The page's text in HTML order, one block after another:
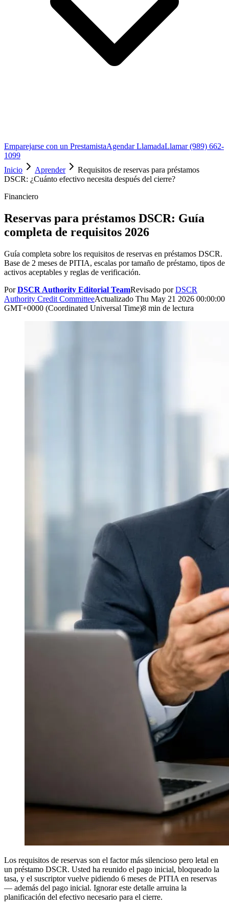
Emparejarse con un PrestamistaAgendar LlamadaLlamar (989) 662-
1099
Inicio
Aprender
Requisitos de reservas para préstamos
DSCR: ¿Cuánto efectivo necesita después del cierre?
Financiero
Reservas para préstamos DSCR: Guía
completa de requisitos 2026
Guía completa sobre los requisitos de reservas en préstamos DSCR.
Base de 2 meses de PITIA, escalas por tamaño de préstamo, tipos de
activos aceptables y reglas de verificación.
PorDSCR Authority Editorial TeamRevisado porDSCR
Authority Credit CommitteeActualizado Thu May 21 2026 00:00:00
GMT+0000 (Coordinated Universal Time)8 min de lectura
Los requisitos de reservas son el factor más silencioso pero letal en
un préstamo DSCR. Usted ha reunido el pago inicial, bloqueado la
tasa, y el suscriptor vuelve pidiendo 6 meses de PITIA en reservas
— además del pago inicial. Ignorar este detalle arruina la
planificación del efectivo necesario para el cierre.